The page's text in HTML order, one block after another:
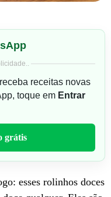
receitas novas
toque em Entrar
grátis
esses rolinhos doces